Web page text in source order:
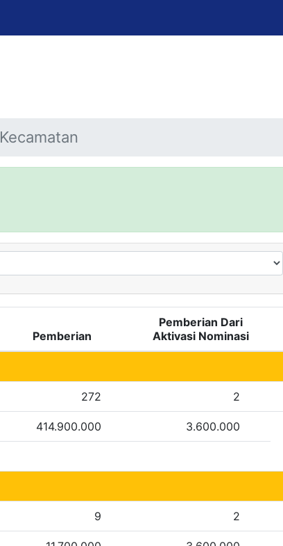
Kecamatan
Pemberian
Pemberian Dari
Aktivasi Nominasi
272 2
414.900.000 3.600.000
9 2